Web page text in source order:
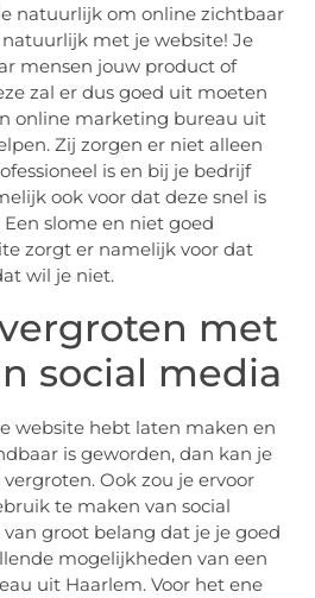
natuurlijk om online zichtbaar
met je website! Je
mensen jouw product of
zal er dus goed uit moeten
online marketing bureau uit
Zij zorgen er niet alleen
is en bij je bedrijf
ook voor dat deze snel is
slome en niet goed
zorgt er namelijk voor dat
wil je niet.
met
social media
website hebt laten maken en
is geworden, dan kan je
Ook zou je ervoor
te maken van social
groot belang dat je je goed
mogelijkheden van een
uit Haarlem. Voor het ene